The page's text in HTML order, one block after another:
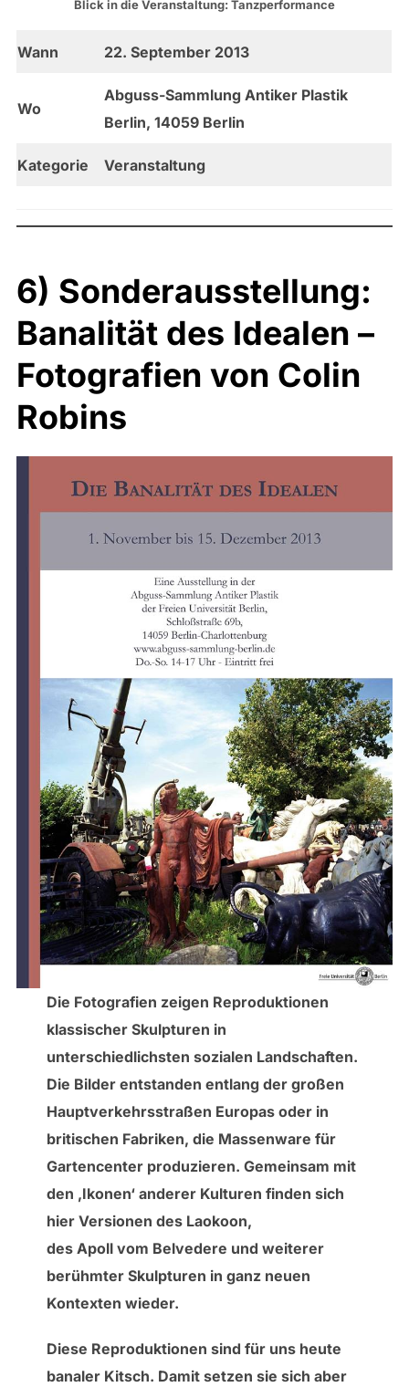
Blick in die Veranstaltung: Tanzperformance
Wann 22. September 2013
Wo
Abguss-Sammlung Antiker Plastik
Berlin, 14059 Berlin
Kategorie Veranstaltung
6) Sonderausstellung:
Banalität des Idealen –
Fotografien von Colin
Robins
Die Fotografien zeigen Reproduktionen
klassischer Skulpturen in
unterschiedlichsten sozialen Landschaften.
Die Bilder entstanden entlang der großen
Hauptverkehrsstraßen Europas oder in
britischen Fabriken, die Massenware für
Gartencenter produzieren. Gemeinsam mit
den ‚Ikonen‘ anderer Kulturen finden sich
hier Versionen des Laokoon,
des Apoll vom Belvedere und weiterer
berühmter Skulpturen in ganz neuen
Kontexten wieder.
Diese Reproduktionen sind für uns heute
banaler Kitsch. Damit setzen sie sich aber